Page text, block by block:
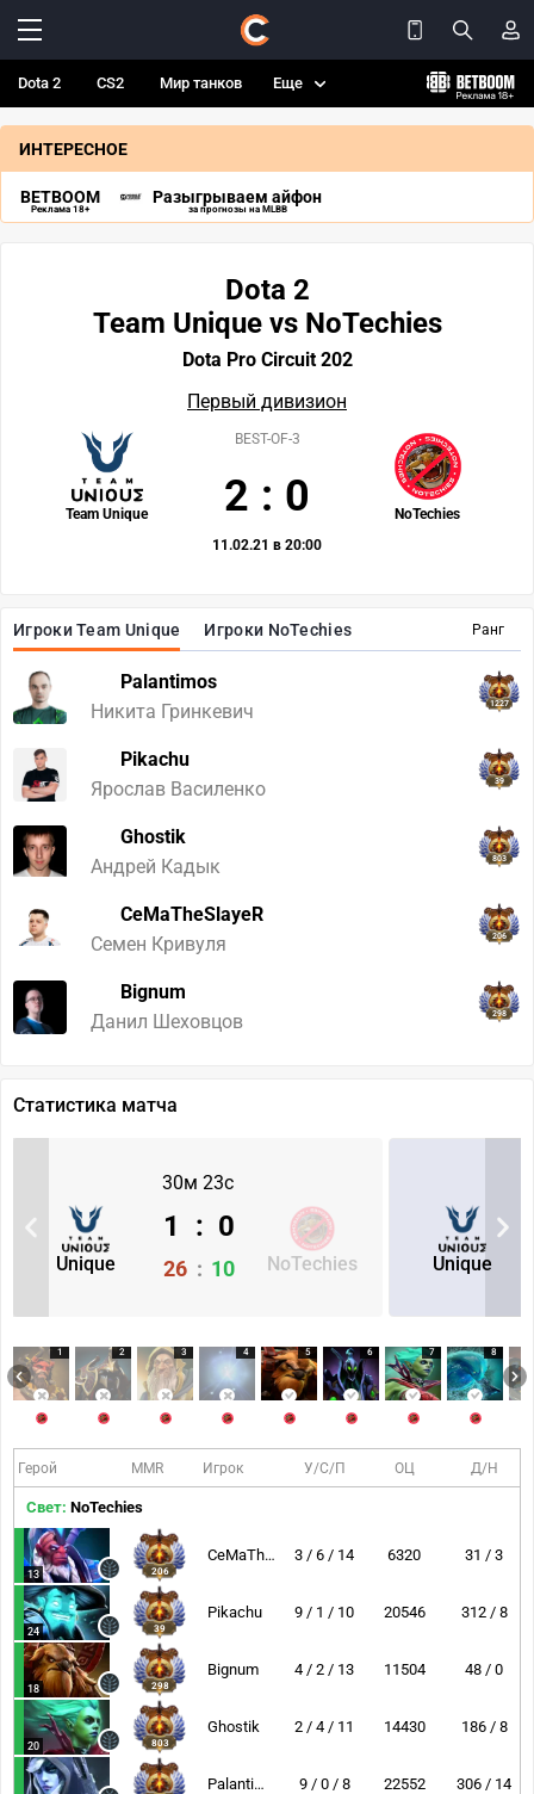
Dota 2 CS2 Мир танков Еще
ИНТЕРЕСНОЕ
BETBOOM
Реклама 18+
Разыгрываем айфон
за прогнозы на MLBB
Ранг
Игроки Team Unique Игроки NoTechies
Palantimos
Никита Гринкевич
1227
Pikachu
Ярослав Василенко
39
Ghostik
Андрей Кадык
803
CeMaTheSlayeR
Семен Кривуля
206
Bignum
Данил Шеховцов
298
Dota 2
Team Unique vs NoTechies
Dota Pro Circuit 202
Первый дивизион
Team Unique NoTechies
BEST-OF-3
2 : 0
11.02.21 в 20:00
Статистика матча
30м 23с
Unique NoTechies
1 : 0
26 : 10 Unique
1 2 3 4 5 6 7 8
Герой MMR Игрок У/С/П ОЦ Д/Н
Свет: NoTechies
13 206
CeMaTheSlayeR 3 / 6 / 14 6320 31 / 3
24 39
Pikachu 9 / 1 / 10 20546 312 / 8
18 298
Bignum 4 / 2 / 13 11504 48 / 0
20 803
Ghostik 2 / 4 / 11 14430 186 / 8
Palantimos 9 / 0 / 8 22552 306 / 14